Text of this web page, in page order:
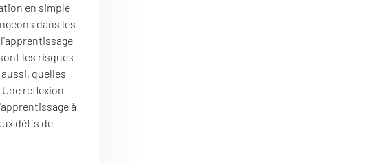
en simple
dans les
les risques
quelles
réflexion
à
défis de